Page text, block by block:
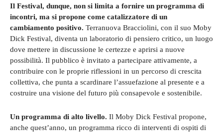
Il Festival, dunque, non si limita a fornire un programma di
incontri, ma si propone come catalizzatore di un
cambiamento positivo. Terranuova Bracciolini, con il suo Moby
Dick Festival, diventa un laboratorio di pensiero critico, un luogo
dove mettere in discussione le certezze e aprirsi a nuove
possibilità. Il pubblico è invitato a partecipare attivamente, a
contribuire con le proprie riflessioni in un percorso di crescita
collettiva, che punta a scardinare l’assuefazione al presente e a
costruire una visione del futuro più consapevole e sostenibile.
Un programma di alto livello. Il Moby Dick Festival propone,
anche quest’anno, un programma ricco di interventi di ospiti di